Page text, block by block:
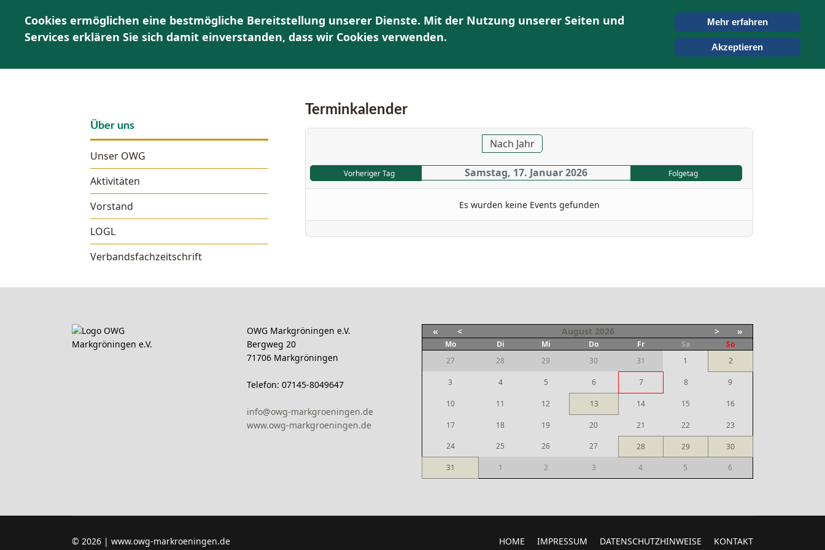
HOME ÜBER UNS AKTUELLES | TERMINE KONTAKT SUCHEN
Über uns
Unser OWG
Aktivitäten
Vorstand
LOGL
Verbandsfachzeitschrift
Terminkalender
Nach Jahr
Vorheriger Tag Samstag, 17. Januar 2026 Folgetag
Es wurden keine Events gefunden
OWG Markgröningen e.V.
Bergweg 20
71706 Markgröningen
Telefon: 07145-8049647
info@owg-markgroeningen.de
www.owg-markgroeningen.de
« < August 2026 > »
Mo Di Mi Do Fr Sa
So
27
28 29 30 31 1 2
3 4 5 6 7 8 9
10 11 12 13 14 15 16
17 18 19 20 21 22
23
24
25 26 27 28 29
30
31
1 2 3 4 5 6
© 2026 | www.owg-markroeningen.de HOME IMPRESSUM DATENSCHUTZHINWEISE KONTAKT
Cookies ermöglichen eine bestmögliche Bereitstellung unserer Dienste. Mit der Nutzung unserer Seiten und
Services erklären Sie sich damit einverstanden, dass wir Cookies verwenden.
Mehr erfahren
Akzeptieren